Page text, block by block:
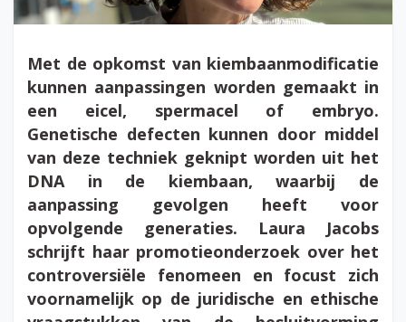
Met de opkomst van kiembaanmodificatie
kunnen aanpassingen worden gemaakt in
een eicel, spermacel of embryo.
Genetische defecten kunnen door middel
van deze techniek geknipt worden uit het
DNA in de kiembaan, waarbij de
aanpassing gevolgen heeft voor
opvolgende generaties. Laura Jacobs
schrijft haar promotieonderzoek over het
controversiële fenomeen en focust zich
voornamelijk op de juridische en ethische